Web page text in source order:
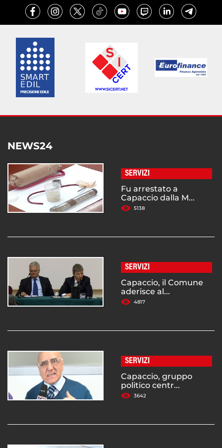
NEWS24
SERVIZI
Fu arrestato a
Capaccio dalla M...
5138
SERVIZI
Capaccio, il Comune
aderisce al...
4817
SERVIZI
Capaccio, gruppo
politico centr...
3642